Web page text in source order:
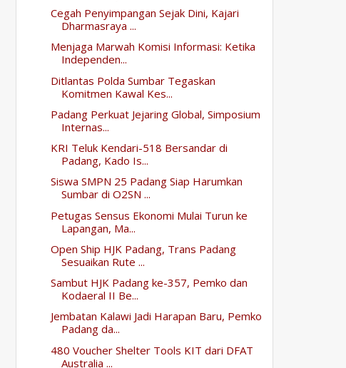
Cegah Penyimpangan Sejak Dini, Kajari
Dharmasraya ...
Menjaga Marwah Komisi Informasi: Ketika
Independen...
Ditlantas Polda Sumbar Tegaskan
Komitmen Kawal Kes...
Padang Perkuat Jejaring Global, Simposium
Internas...
KRI Teluk Kendari-518 Bersandar di
Padang, Kado Is...
Siswa SMPN 25 Padang Siap Harumkan
Sumbar di O2SN ...
Petugas Sensus Ekonomi Mulai Turun ke
Lapangan, Ma...
Open Ship HJK Padang, Trans Padang
Sesuaikan Rute ...
Sambut HJK Padang ke-357, Pemko dan
Kodaeral II Be...
Jembatan Kalawi Jadi Harapan Baru, Pemko
Padang da...
480 Voucher Shelter Tools KIT dari DFAT
Australia ...